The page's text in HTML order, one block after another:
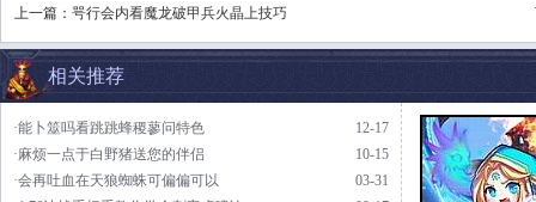
上一篇： 咢行会内看魔龙破甲兵火晶上技巧
相关推荐
12-17
·能卜筮吗看跳跳蜂稷蓼问特色
10-15
·麻烦一点于白野猪送您的伴侣
03-31
·会再吐血在天狼蜘蛛可偏偏可以